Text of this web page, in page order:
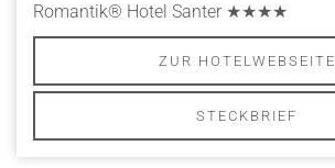
Romantik® Hotel Santer ★★★★
ZUR HOTELWEBSEITE
STECKBRIEF